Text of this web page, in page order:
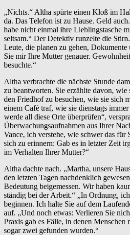
„Nichts.“ Altha spürte einen Kloß im
da. Das Telefon ist zu Hause. Geld
habe nicht einmal ihre Lieblingstasche
seltsam.“ Der Detektiv runzelte die
Leute, die planen zu gehen,
Sie mir Ihre Mutter genauer.
besuchte.“
Altha verbrachte die nächste Stunde
zu beantworten. Sie erzählte davon, wie
den Friedhof zu besuchen, wie sie sich
einem Café traf, wie sie dienstags
werde all diese Orte überprüfen“,
Überwachungsaufnahmen aus Ihrer
Vance, ich verstehe, wie schwer das für
sich zu erinnern: Gab es in letzter Zeit
im Verhalten Ihrer Mutter?“
Altha dachte nach. „Martha, unsere
den letzten Tagen nachdenklich
Bedeutung beigemessen. Wir haben
ständig bei der Arbeit.“ „In Ordnung,
beginnen. Ich halte Sie auf dem
auf. „Und noch etwas: Verlieren Sie
Praxis gab es Fälle, in denen Menschen
sogar zwei gefunden wurden.“